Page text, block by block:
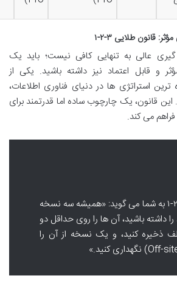
گیری عالی به تنهایی کافی نیست؛ باید یک
و قابل اعتماد نیز داشته باشید. یکی از
استراتژی ها در دنیای فناوری اطلاعات،
۳-۲-۱ است. این قانون، یک چارچوب ساده اما قدرتمند برای
می کند.
قانون طلایی ۳-۲-۱ به شما می گوید: «همیشه سه نسخه
داشته باشید، آن ها را روی حداقل دو
ذخیره کنید، و یک نسخه از آن را